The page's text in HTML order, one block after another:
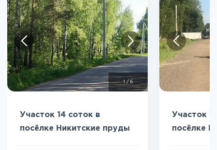
/6
Участок 14 соток в
посёлке Никитские пруды
Участок
посёлке